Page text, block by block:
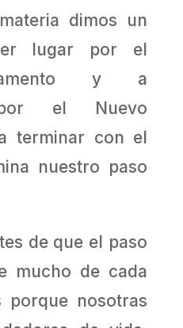
dimos un
lugar por el
y a
por el Nuevo
terminar con el
nuestro paso
de que el paso
mucho de cada
porque nosotras